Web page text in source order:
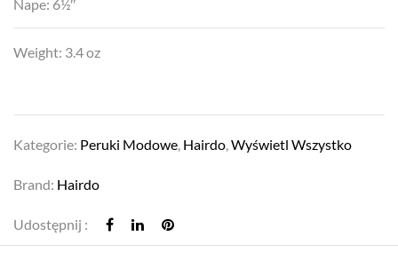
Nape: 6½″
Weight: 3.4 oz
Kategorie: Peruki Modowe, Hairdo,Wyświetl Wszystko
Brand: Hairdo
Udostępnij :